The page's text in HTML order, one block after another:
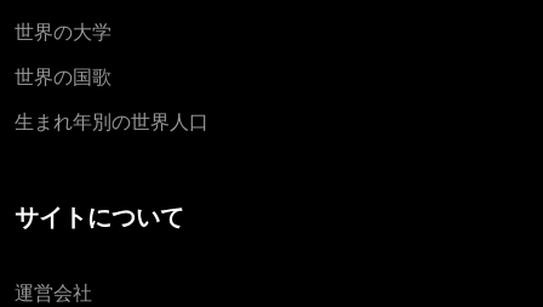
世界の大学
世界の国歌
生まれ年別の世界人口
サイトについて
運営会社